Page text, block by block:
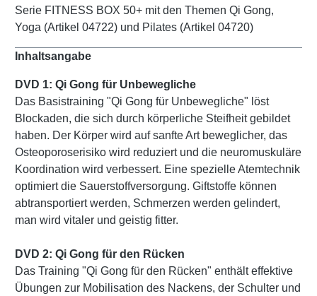
Serie FITNESS BOX 50+ mit den Themen Qi Gong,
Yoga (Artikel 04722) und Pilates (Artikel 04720)
Inhaltsangabe
DVD 1: Qi Gong für Unbewegliche
Das Basistraining "Qi Gong für Unbewegliche" löst
Blockaden, die sich durch körperliche Steifheit gebildet
haben. Der Körper wird auf sanfte Art beweglicher, das
Osteoporoserisiko wird reduziert und die neuromuskuläre
Koordination wird verbessert. Eine spezielle Atemtechnik
optimiert die Sauerstoffversorgung. Giftstoffe können
abtransportiert werden, Schmerzen werden gelindert,
man wird vitaler und geistig fitter.
DVD 2: Qi Gong für den Rücken
Das Training "Qi Gong für den Rücken" enthält effektive
Übungen zur Mobilisation des Nackens, der Schulter und